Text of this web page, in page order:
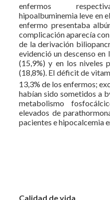
enfermos
hipoalbuminemia leve en
enfermo presentaba
complicación aparecía
de la derivación
evidenció un descenso
(15,9%) y en los niveles
(18,8%). El déficit de
13,3% de los enfermos;
habían sido sometidos a
metabolismo
elevados de
pacientes e hipocalcemia
Calidad de vida